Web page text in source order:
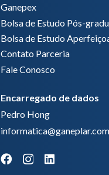
Ganepex
Bolsa de Estudo Pós-
Bolsa de Estudo
Contato Parceria
Fale Conosco
Encarregado de dados
Pedro Hong